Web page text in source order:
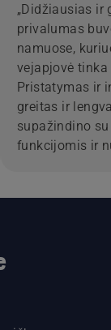
„Didžiausias ir
privalumas
namuose,
vejapjovė
Pristatymas ir
greitas ir
supažindino
funkcijomis ir